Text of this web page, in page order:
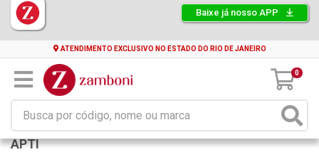
Baixe já nosso APP
ATENDIMENTO EXCLUSIVO NO ESTADO DO RIO DE JANEIRO
0
APTI